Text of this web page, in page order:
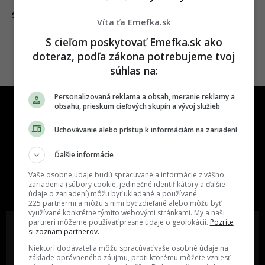
SLOVENSKO
slovenskom internete, next time
najzabávnejšie miesto na svete
Oslov reklamou viac ako milión
Vieš o niečom zaujímavom alebo
Víta ťa Emefka.sk
S cieľom poskytovať Emefka.sk ako
doteraz, podľa zákona potrebujeme tvoj
súhlas na:
Personalizovaná reklama a obsah, meranie reklamy a
obsahu, prieskum cieľových skupín a vývoj služieb
Uchovávanie alebo prístup k informáciám na zariadení
Ďalšie informácie
Vaše osobné údaje budú spracúvané a informácie z vášho
zariadenia (súbory cookie, jedinečné identifikátory a ďalšie
údaje o zariadení) môžu byť ukladané a používané
225 partnermi a môžu s nimi byť zdieľané alebo môžu byť
využívané konkrétne týmito webovými stránkami. My a naši
partneri môžeme používať presné údaje o geolokácii. Pozrite
si zoznam partnerov.
Niektorí dodávatelia môžu spracúvať vaše osobné údaje na
základe oprávneného záujmu, proti ktorému môžete vzniesť